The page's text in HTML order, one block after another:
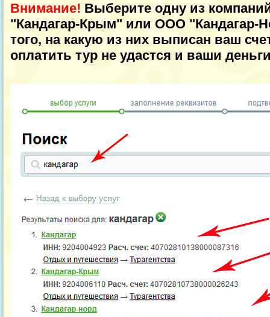
Внимание! Выберите одну из
"Кандагар-Крым" или ООО "Кандагар-
того, на какую из них выписан ваш
оплатить тур не удастся и ваши